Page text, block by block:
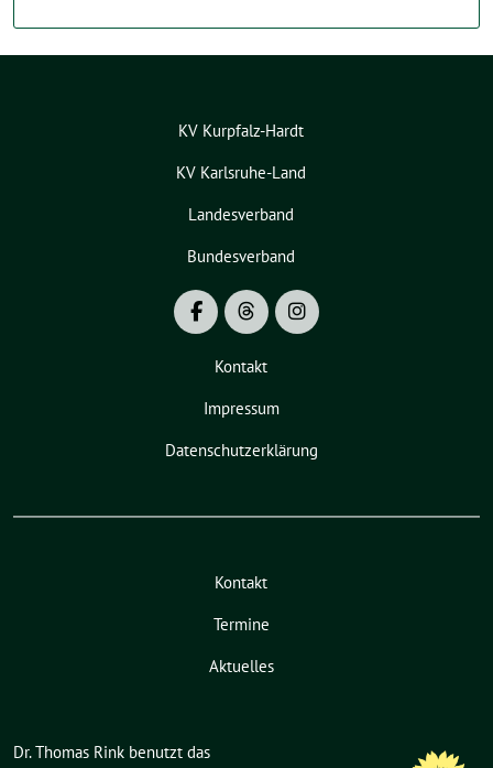
KV Kurpfalz-Hardt
KV Karlsruhe-Land
Landesverband
Bundesverband
Kontakt
Impressum
Datenschutzerklärung
Kontakt
Termine
Aktuelles
Dr. Thomas Rink benutzt das